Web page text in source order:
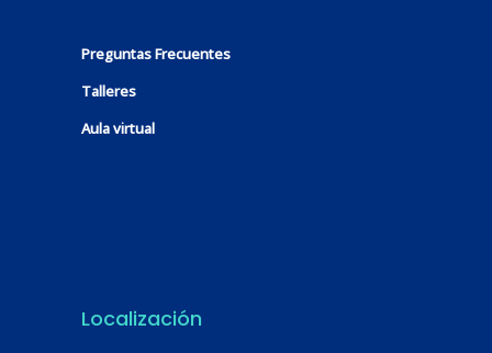
Preguntas Frecuentes
Talleres
Aula virtual
Localización